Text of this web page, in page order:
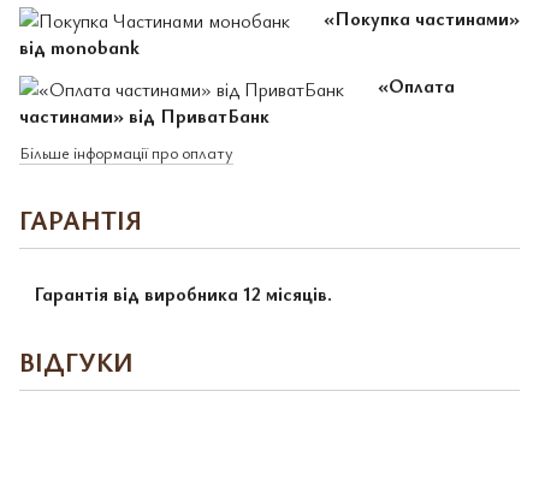
«Покупка частинами»
від monobank
«Оплата
частинами» від ПриватБанк
Більше інформації про оплату
ГАРАНТІЯ
Гарантія від виробника 12 місяців.
ВІДГУКИ